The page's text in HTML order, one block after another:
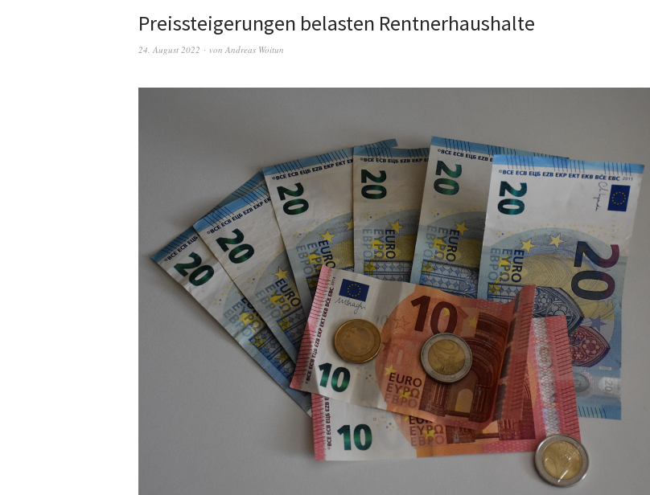
Preissteigerungen belasten Rentnerhaushalte
24. August 2022 von Andreas Woitun